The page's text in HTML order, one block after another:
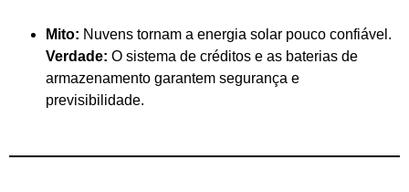
Mito: Nuvens tornam a energia solar pouco confiável.
Verdade: O sistema de créditos e as baterias de
armazenamento garantem segurança e
previsibilidade.